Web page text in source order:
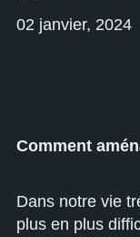
02 janvier, 2024
Comment
Dans notre vie
plus en plus